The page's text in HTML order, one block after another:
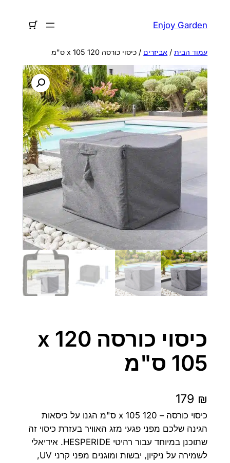
Enjoy Garden
עמוד הבית/ אביזרים / כיסוי כורסה 120 x 105 ס"מ
כיסוי כורסה 120 x
105 ס"מ
179 ₪
כיסוי כורסה – 120 x 105 ס"מ הגנו על כיסאות
הגינה שלכם מפני פגעי מזג האוויר בעזרת כיסוי זה
שתוכנן במיוחד עבור רהיטי HESPERIDE. אידיאלי
לשמירה על ניקיון, יבשות ומוגנים מפני קרני UV,